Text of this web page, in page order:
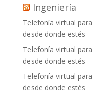
Ingeniería
Telefonía virtual
desde donde estés
Telefonía virtual
desde donde estés
Telefonía virtual
desde donde estés